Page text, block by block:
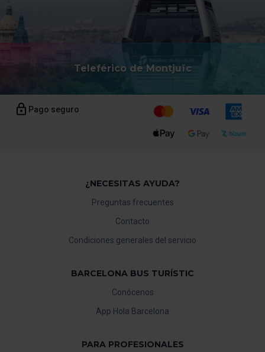
Teleférico de Montjuïc
Pago seguro
¿NECESITAS AYUDA?
Preguntas frecuentes
Contacto
Condiciones generales del servicio
BARCELONA BUS TURÍSTIC
Conócenos
App Hola Barcelona
PARA PROFESIONALES